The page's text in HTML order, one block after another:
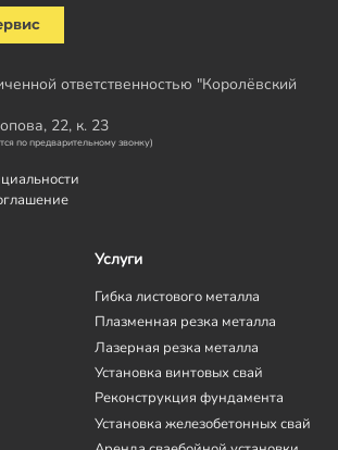
ответственностью "Королёвский
22, к. 23
по предварительному звонку)
Услуги
Гибка листового металла
Плазменная резка металла
Лазерная резка металла
Установка винтовых свай
Реконструкция фундамента
Установка железобетонных свай